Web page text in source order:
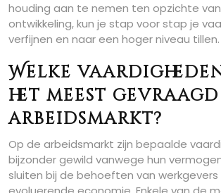
houding aan te nemen ten opzichte
ontwikkeling, kun je stap voor stap je
verfijnen en naar een hoger niveau tillen.
Welke
het meest
arbeidsmarkt?
Op de arbeidsmarkt zijn bepaalde
bijzonder gewild vanwege hun
sluiten bij de behoeften van werkgevers